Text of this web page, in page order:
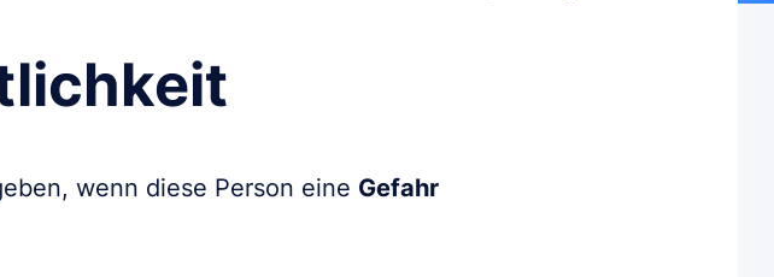
wenn diese Person eine Gefahr